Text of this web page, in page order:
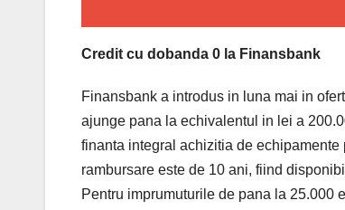
Credit cu dobanda 0 la Finansbank
Finansbank a introdus in luna mai in
ajunge pana la echivalentul in lei a
finanta integral achizitia de
rambursare este de 10 ani, fiind
Pentru imprumuturile de pana la 25.000